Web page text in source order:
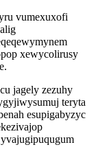
vumexuxofi
xewycolirusy
jagely zezuhy
teryta
esupigabyzyc